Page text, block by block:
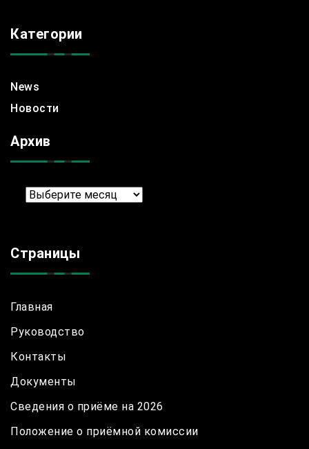
Категории
News
Новости
Архив
Архив
Страницы
Главная
Руководство
Контакты
Документы
Сведения о приёме на 2026
Положение о приёмной комиссии